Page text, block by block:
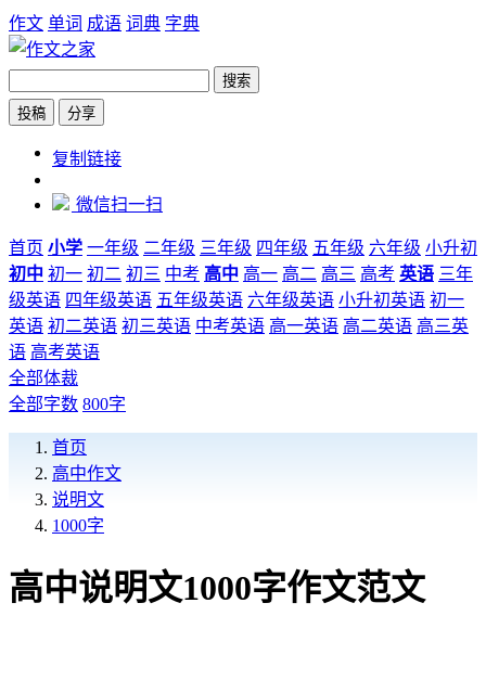
作文 单词 成语 词典 字典
搜索
投稿
分享
https://www.zw6.cn/category/3/style/2/word/1000
复制链接
微信扫一扫
首页 小学 一年级 二年级 三年级 四年级 五年级 六年级 小升初
初中 初一 初二 初三 中考 高中 高一 高二 高三 高考 英语 三年
级英语 四年级英语 五年级英语 六年级英语 小升初英语 初一
英语 初二英语 初三英语 中考英语 高一英语 高二英语 高三英
语 高考英语
全部体裁
全部字数 800字
首页
高中作文
说明文
1000字
高中说明文1000字作文范文